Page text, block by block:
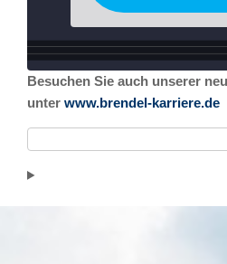
Besuchen Sie auch unserer
unter www.brendel-karriere.de